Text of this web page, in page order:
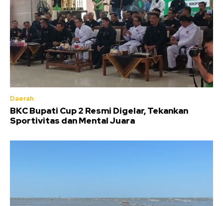
Daerah
BKC Bupati Cup 2 Resmi Digelar, Tekankan
Sportivitas dan Mental Juara